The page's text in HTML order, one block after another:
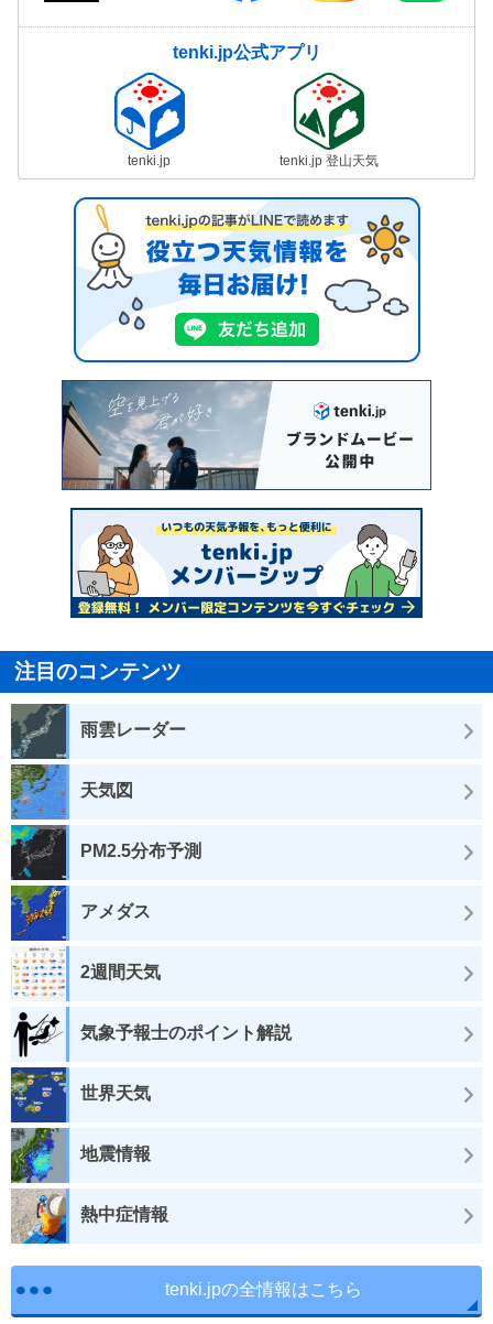
tenki.jp公式アプリ
tenki.jp tenki.jp 登山天気
注目のコンテンツ
雨雲レーダー
天気図
PM2.5分布予測
アメダス
2週間天気
気象予報士のポイント解説
世界天気
地震情報
熱中症情報
tenki.jpの全情報はこちら